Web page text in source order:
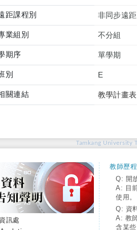
距課程別 非同步遠距
業組別 不分組
期序 單學期
別 E
關連結 教學計畫表
Tamkang University
資訊處
教師歷
Q: 開
A: 目
使用。
Q: 資
A: 教
含某